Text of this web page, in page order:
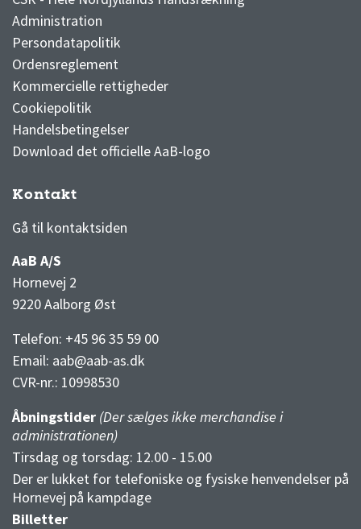
Administration
Persondatapolitik
Ordensreglement
Kommercielle rettigheder
Cookiepolitik
Handelsbetingelser
Download det officielle AaB-logo
Kontakt
Gå til kontaktsiden
AaB A/S
Hornevej 2
9220 Aalborg Øst
Telefon: +45 96 35 59 00
Email: aab@aab-as.dk
CVR-nr.: 10998530
Åbningstider (Der sælges ikke merchandise i
administrationen)
Tirsdag og torsdag: 12.00 - 15.00
Der er lukket for telefoniske og fysiske henvendelser på
Hornevej på kampdage
Billetter